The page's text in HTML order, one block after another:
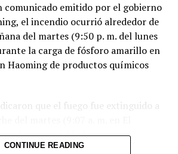
comunicado emitido por el gobierno
el incendio ocurrió alrededor de
del martes (9:50 p. m. del lunes
la carga de fósforo amarillo en
Haoming de productos químicos
que el fuego fue extinguido a
incidente no dejó víctimas.
CONTINUE READING